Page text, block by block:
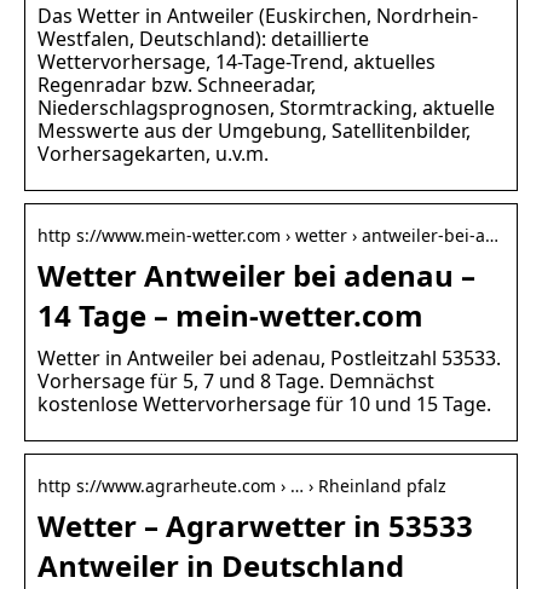
Das Wetter in Antweiler (Euskirchen, Nordrhein-
Westfalen, Deutschland): detaillierte
Wettervorhersage, 14-Tage-Trend, aktuelles
Regenradar bzw. Schneeradar,
Niederschlagsprognosen, Stormtracking, aktuelle
Messwerte aus der Umgebung, Satellitenbilder,
Vorhersagekarten, u.v.m.
http s://www.mein-wetter.com › wetter › antweiler-bei-a…
Wetter Antweiler bei adenau –
14 Tage – mein-wetter.com
Wetter in Antweiler bei adenau, Postleitzahl 53533.
Vorhersage für 5, 7 und 8 Tage. Demnächst
kostenlose Wettervorhersage für 10 und 15 Tage.
http s://www.agrarheute.com › … › Rheinland pfalz
Wetter – Agrarwetter in 53533
Antweiler in Deutschland